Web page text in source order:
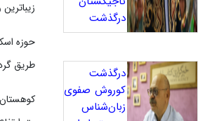
حوزه
طریق
درگذشت
درگذشت
کوروش صفوی
زبان‌شناس